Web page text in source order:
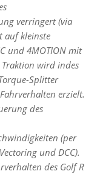
verringert (via
auf kleinste
und 4MOTION mit
Traktion wird indes
Splitter
erzielt.
des
(per
und DCC).
des Golf R